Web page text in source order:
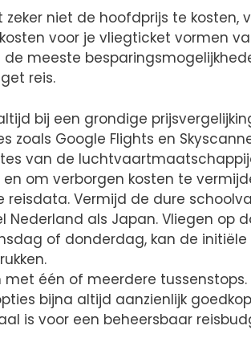
niet de hoofdprijs te kosten,
voor je vliegticket vormen
meeste
reis.
bij een grondige
zoals Google Flights en
van de
om verborgen kosten te
reisdata. Vermijd de dure
Nederland als Japan. Vliegen op
of donderdag, kan de
één of meerdere
bijna altijd aanzienlijk
is voor een beheersbaar